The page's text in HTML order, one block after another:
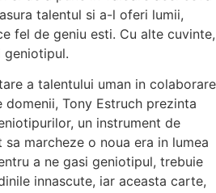
talentul si a-l oferi lumii,
fel de geniu esti. Cu alte cuvinte,
geniotipul.
a talentului uman in colaborare
Tony Estruch prezinta
un instrument de
marcheze o noua era in lumea
a ne gasi geniotipul, trebuie
innascute, iar aceasta carte,